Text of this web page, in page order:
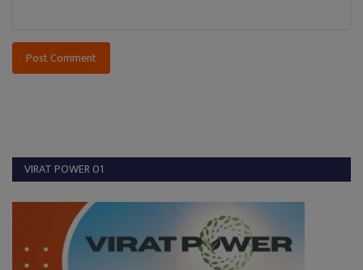
Post Comment
VIRAT POWER 01